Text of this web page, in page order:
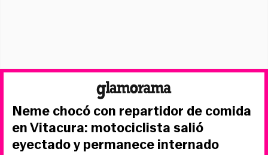
Neme chocó con repartidor de comida
en Vitacura: motociclista salió
eyectado y permanece internado